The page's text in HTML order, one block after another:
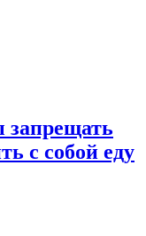
запрещать
с собой еду